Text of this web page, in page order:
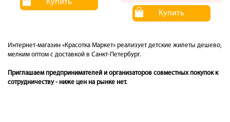
Купить
Купить
Интернет-магазин «Красотка Маркет» реализует детские жилеты дешево,
мелким оптом с доставкой в Санкт-Петербург.
Приглашаем предпринимателей и организаторов совместных покупок к
сотрудничеству - ниже цен на рынке нет.